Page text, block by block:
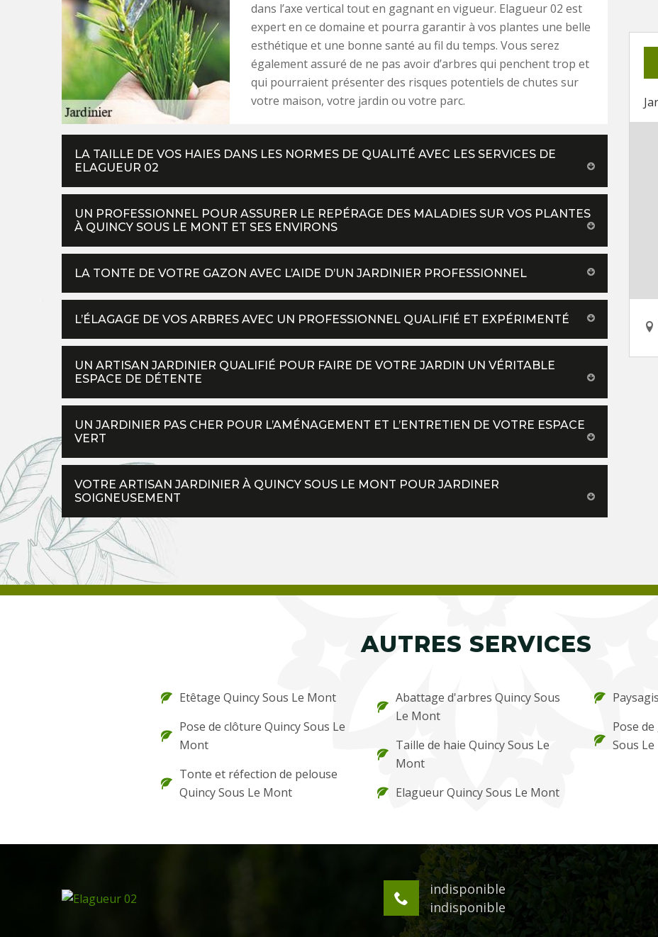
dans l’axe vertical tout en gagnant en vigueur. Elagueur 02 est
expert en ce domaine et pourra garantir à vos plantes une belle
esthétique et une bonne santé au fil du temps. Vous serez
également assuré de ne pas avoir d’arbres qui penchent trop et
qui pourraient présenter des risques potentiels de chutes sur
votre maison, votre jardin ou votre parc.
LA TAILLE DE VOS HAIES DANS LES NORMES DE QUALITÉ AVEC LES SERVICES DE
ELAGUEUR 02
UN PROFESSIONNEL POUR ASSURER LE REPÉRAGE DES MALADIES SUR VOS PLANTES
À QUINCY SOUS LE MONT ET SES ENVIRONS
LA TONTE DE VOTRE GAZON AVEC L’AIDE D’UN JARDINIER PROFESSIONNEL
L’ÉLAGAGE DE VOS ARBRES AVEC UN PROFESSIONNEL QUALIFIÉ ET EXPÉRIMENTÉ
UN ARTISAN JARDINIER QUALIFIÉ POUR FAIRE DE VOTRE JARDIN UN VÉRITABLE
ESPACE DE DÉTENTE
UN JARDINIER PAS CHER POUR L’AMÉNAGEMENT ET L’ENTRETIEN DE VOTRE ESPACE
VERT
VOTRE ARTISAN JARDINIER À QUINCY SOUS LE MONT POUR JARDINER
SOIGNEUSEMENT
AUTRES SERVICES
Etêtage Quincy Sous Le Mont
Pose de clôture Quincy Sous Le
Mont
Tonte et réfection de pelouse
Quincy Sous Le Mont
Abattage d'arbres Quincy Sous
Le Mont
Taille de haie Quincy Sous Le
Mont
Elagueur Quincy Sous Le Mont
Pose
Sous
indisponible
indisponible